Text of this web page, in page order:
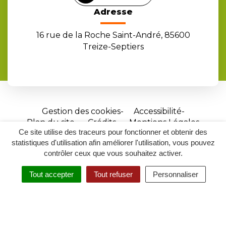
Ce site utilise des traceurs pour fonctionner et obtenir des
statistiques d'utilisation afin améliorer l'utilisation, vous pouvez
contrôler ceux que vous souhaitez activer.
Tout accepter Tout refuser Personnaliser
RECHERCHER
ACCESSIBILITÉ
Adresse
16 rue de la Roche Saint-André, 85600
Treize-Septiers
Gestion des cookies
Accessibilité
Plan du site
Crédits
Mentions Légales
Site
réalisé
par
Inovagora